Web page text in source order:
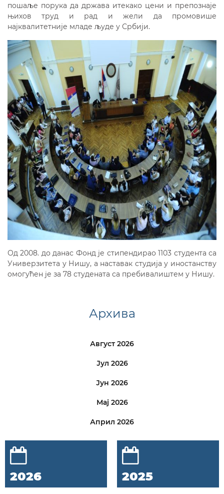
пошаље порука да држава итекако цени и препознаје
њихов труд и рад и жели да промовише
најквалитетније младе људе у Србији.
Од 2008. до данас Фонд је стипендирао 1103 студента са
Универзитета у Нишу, а наставак студија у иностанству
омогућен је за 78 студената са пребивалиштем у Нишу.
Архива
Август 2026
Јул 2026
Јун 2026
Мај 2026
Април 2026
2026 2025